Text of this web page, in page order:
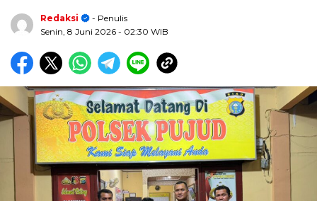
Redaksi
- Penulis
Senin, 8 Juni 2026 - 02:30 WIB